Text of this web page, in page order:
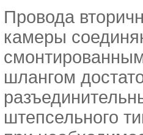
Провода
камеры
шлангом
штепсельного